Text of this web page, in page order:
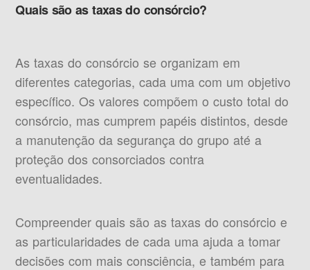
Quais são as taxas do consórcio?
As taxas do consórcio se organizam em
diferentes categorias, cada uma com um objetivo
específico. Os valores compõem o custo total do
consórcio, mas cumprem papéis distintos, desde
a manutenção da segurança do grupo até a
proteção dos consorciados contra
eventualidades.
Compreender quais são as taxas do consórcio e
as particularidades de cada uma ajuda a tomar
decisões com mais consciência, e também para